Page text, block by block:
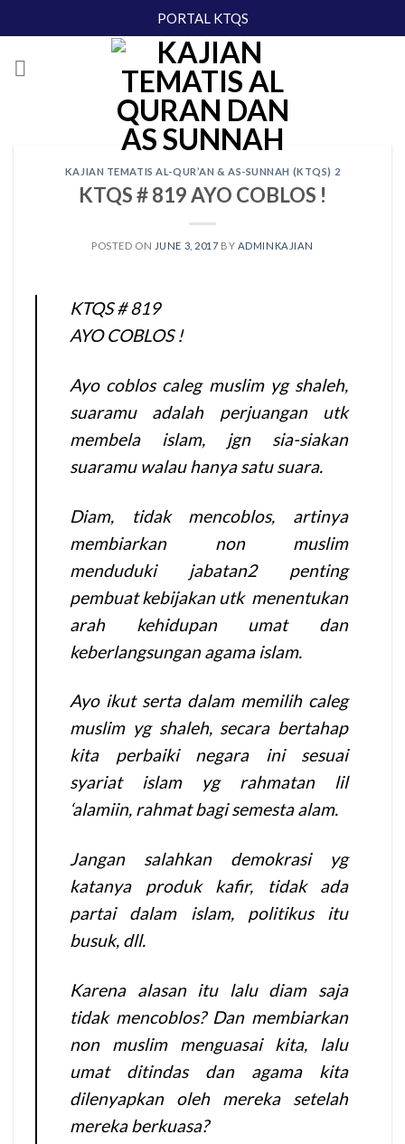
to
content
PORTAL KTQS
KAJIAN TEMATIS AL-QUR’AN & AS-SUNNAH (KTQS) 2
KTQS # 819 AYO COBLOS !
POSTED ON JUNE 3, 2017 BY ADMINKAJIAN
KTQS # 819
AYO COBLOS !
Ayo coblos caleg muslim yg shaleh,
suaramu adalah perjuangan utk
membela islam, jgn sia-siakan
suaramu walau hanya satu suara.
Diam, tidak mencoblos, artinya
membiarkan non muslim
menduduki jabatan2 penting
pembuat kebijakan utk menentukan
arah kehidupan umat dan
keberlangsungan agama islam.
Ayo ikut serta dalam memilih caleg
muslim yg shaleh, secara bertahap
kita perbaiki negara ini sesuai
syariat islam yg rahmatan lil
‘alamiin, rahmat bagi semesta alam.
Jangan salahkan demokrasi yg
katanya produk kafir, tidak ada
partai dalam islam, politikus itu
busuk, dll.
Karena alasan itu lalu diam saja
tidak mencoblos? Dan membiarkan
non muslim menguasai kita, lalu
umat ditindas dan agama kita
dilenyapkan oleh mereka setelah
mereka berkuasa?